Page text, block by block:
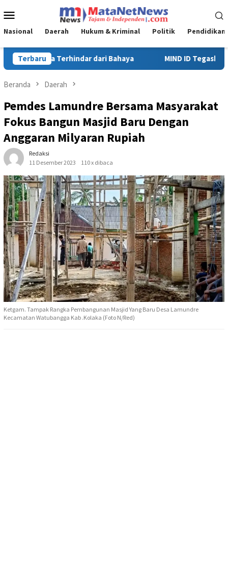
ke
Mobile
Nasional Daerah Hukum & Kriminal Politik Pendidikan
Terbaru
MIND ID Tegaskan Dukungan Penuh Bagi PT Vale di
Beranda Daerah
Pemdes Lamundre Bersama Masyarakat
Fokus Bangun Masjid Baru Dengan
Anggaran Milyaran Rupiah
Redaksi
11 Desember 2023
110 x dibaca
Ketgam. Tampak Rangka Pembangunan Masjid Yang Baru Desa Lamundre
Kecamatan Watubangga Kab .Kolaka (Foto N/Red)